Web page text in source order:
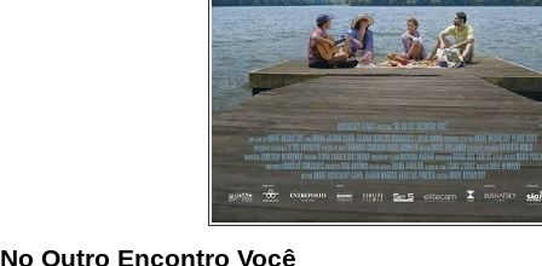
No Outro Encontro Você